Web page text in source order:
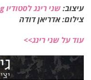
עיצוב:שני רינג לסטודיו desiRing
צילום: אדריאן דודה
עוד על שני רינג>>